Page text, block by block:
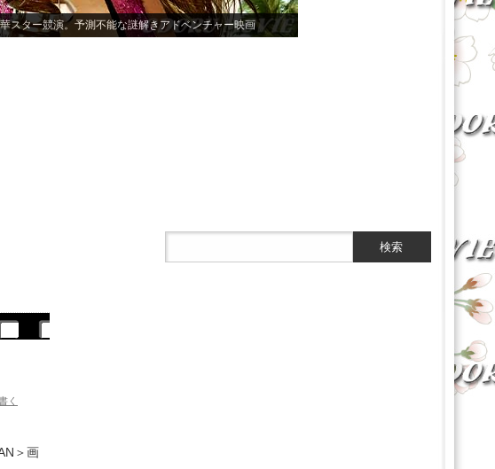
スター競演。予測不能な謎解きアドベンチャー映画
く
＞画